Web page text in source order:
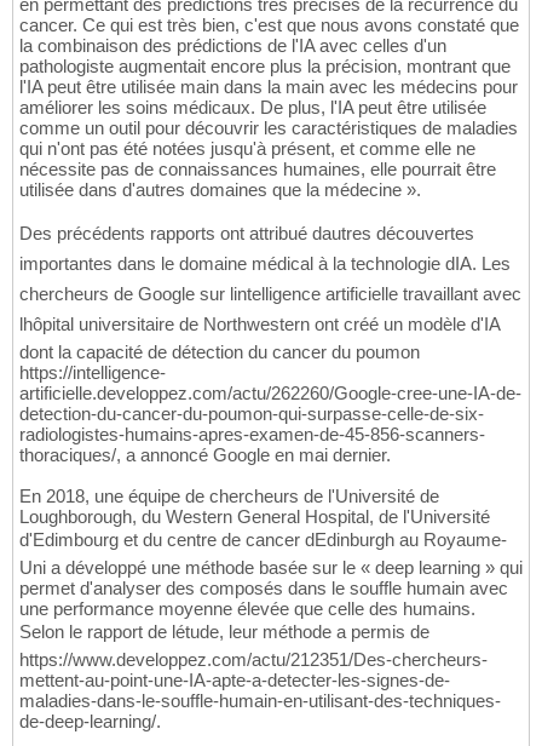
en permettant des prédictions très précises de la récurrence du
cancer. Ce qui est très bien, c'est que nous avons constaté que
la combinaison des prédictions de l'IA avec celles d'un
pathologiste augmentait encore plus la précision, montrant que
l'IA peut être utilisée main dans la main avec les médecins pour
améliorer les soins médicaux. De plus, l'IA peut être utilisée
comme un outil pour découvrir les caractéristiques de maladies
qui n'ont pas été notées jusqu'à présent, et comme elle ne
nécessite pas de connaissances humaines, elle pourrait être
utilisée dans d'autres domaines que la médecine ».
Des précédents rapports ont attribué dautres découvertes
importantes dans le domaine médical à la technologie dIA. Les
chercheurs de Google sur lintelligence artificielle travaillant avec
lhôpital universitaire de Northwestern ont créé un modèle d'IA
dont la capacité de détection du cancer du poumon
https://intelligence-
artificielle.developpez.com/actu/262260/Google-cree-une-IA-de-
detection-du-cancer-du-poumon-qui-surpasse-celle-de-six-
radiologistes-humains-apres-examen-de-45-856-scanners-
thoraciques/, a annoncé Google en mai dernier.
En 2018, une équipe de chercheurs de l'Université de
Loughborough, du Western General Hospital, de l'Université
d'Edimbourg et du centre de cancer dEdinburgh au Royaume-
Uni a développé une méthode basée sur le « deep learning » qui
permet d'analyser des composés dans le souffle humain avec
une performance moyenne élevée que celle des humains.
Selon le rapport de létude, leur méthode a permis de
https://www.developpez.com/actu/212351/Des-chercheurs-
mettent-au-point-une-IA-apte-a-detecter-les-signes-de-
maladies-dans-le-souffle-humain-en-utilisant-des-techniques-
de-deep-learning/.